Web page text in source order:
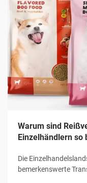
Warum sind
Einzelhändlern so
Die
bemerkenswerte